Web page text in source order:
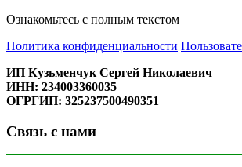
Ознакомьтесь с полным текстом
Политика конфиденциальности
ИП Кузьменчук Сергей Николаевич
ИНН: 234003360035
ОГРГИП: 325237500490351
Связь с нами